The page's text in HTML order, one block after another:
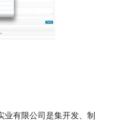
业有限公司是集开发、制